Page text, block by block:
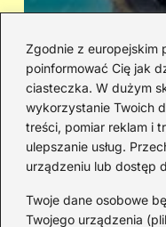
Zgodnie z europejskim
poinformować Cię jak
ciasteczka. W dużym
wykorzystanie Twoich
treści, pomiar reklam i
ulepszanie usług.
urządzeniu lub dostęp
Twoje dane osobowe
Twojego urządzenia
Kto śpiewa
czy Rezerwat
wersjach
Redakcja
JazzJuniors.pl to